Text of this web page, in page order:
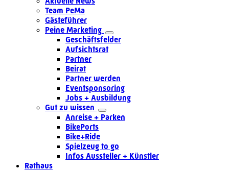
Team PeMa
Gästeführer
Peine Marketing
Geschäftsfelder
Aufsichtsrat
Partner
Beirat
Partner werden
Eventsponsoring
Jobs + Ausbildung
Gut zu wissen
Anreise + Parken
BikePorts
Bike+Ride
Spielzeug to go
Infos Aussteller + Künstler
Rathaus